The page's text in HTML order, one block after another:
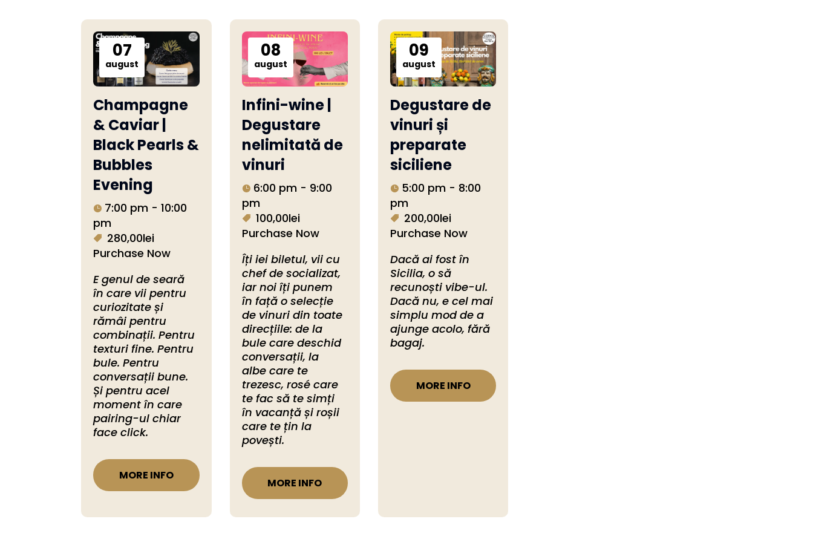
07
august
Champagne
& Caviar |
Black Pearls &
Bubbles
Evening
7:00 pm - 10:00
pm
280,00lei
Purchase Now
E genul de seară
în care vii pentru
curiozitate și
rămâi pentru
combinații. Pentru
texturi fine. Pentru
bule. Pentru
conversații bune.
Și pentru acel
moment în care
pairing-ul chiar
face click.
MORE INFO
08
august
Infini-wine |
Degustare
nelimitată de
vinuri
6:00 pm - 9:00
pm
100,00lei
Purchase Now
Îți iei biletul, vii cu
chef de socializat,
iar noi îți punem
în față o selecție
de vinuri din toate
direcțiile: de la
bule care deschid
conversații, la
albe care te
trezesc, rosé care
te fac să te simți
în vacanță și roșii
care te țin la
povești.
MORE INFO
09
august
Degustare de
vinuri și
preparate
siciliene
5:00 pm - 8:00
pm
200,00lei
Purchase Now
Dacă ai fost în
Sicilia, o să
recunoști vibe-ul.
Dacă nu, e cel mai
simplu mod de a
ajunge acolo, fără
bagaj.
MORE INFO